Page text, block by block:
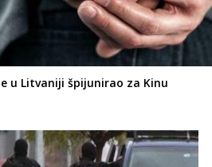
u Litvaniji špijunirao za Kinu